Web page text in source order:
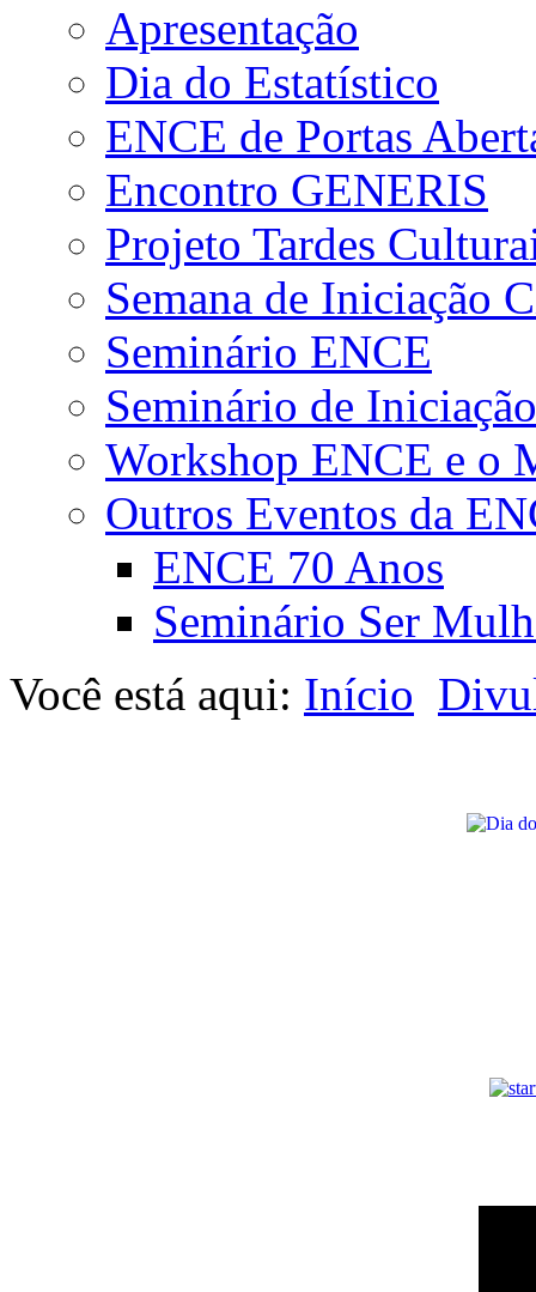
Apresentação
Dia do Estatístico
ENCE de Portas
Encontro GENERIS
Projeto Tardes
Semana de Iniciação
Seminário ENCE
Seminário de
Workshop ENCE e o
Outros Eventos da
ENCE 70 Anos
Seminário Ser
Você está aqui: Início